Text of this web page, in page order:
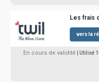
Les frais
vers la
En cours de validité | Utilisé